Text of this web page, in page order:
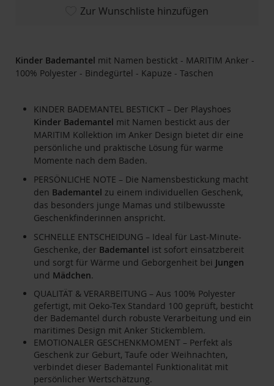
Kinder Bademantel mit Namen bestickt - MARITIM Anker -
100% Polyester - Bindegürtel - Kapuze - Taschen
KINDER BADEMANTEL BESTICKT – Der Playshoes
Kinder Bademantel mit Namen bestickt aus der
MARITIM Kollektion im Anker Design bietet dir eine
persönliche und praktische Lösung für warme
Momente nach dem Baden.
PERSÖNLICHE NOTE – Die Namensbestickung macht
den Bademantel zu einem individuellen Geschenk,
das besonders junge Mamas und stilbewusste
Geschenkfinderinnen anspricht.
SCHNELLE ENTSCHEIDUNG – Ideal für Last-Minute-
Geschenke, der Bademantel ist sofort einsatzbereit
und sorgt für Wärme und Geborgenheit bei Jungen
und Mädchen.
QUALITÄT & VERARBEITUNG – Aus 100% Polyester
gefertigt, mit Oeko-Tex Standard 100 geprüft, besticht
der Bademantel durch robuste Verarbeitung und ein
maritimes Design mit Anker Stickemblem.
EMOTIONALER GESCHENKMOMENT – Perfekt als
Geschenk zur Geburt, Taufe oder Weihnachten,
verbindet dieser Bademantel Funktionalität mit
persönlicher Wertschätzung.
Zur Wunschliste hinzufügen